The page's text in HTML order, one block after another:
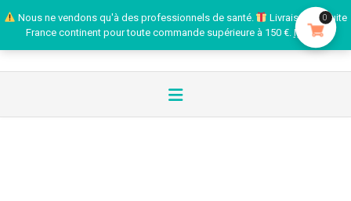
Nous ne vendons qu'à des professionnels de santé.
Livraison gratuite
France continent pour toute commande supérieure à 150 €. Ignorer
0